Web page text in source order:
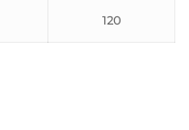
120